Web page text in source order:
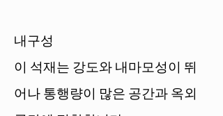
내구성
이 석재는 강도와 내마모성이 뛰
어나 통행량이 많은 공간과 옥외